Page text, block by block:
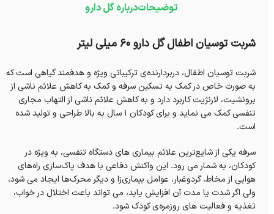
توضیحاتدرباره گل دارو
شربت توسیان اطفال گل دارو 60 میلی لیتر
شربت توسیان اطفال، دربردارنده‌ی ترکیباتی ویژه و هدفمند گیاهی است که
به صورت خاص در کمک به تسکین سرفه و کمک به کاهش علائم ناشی از
برونشیت، لارنژیت کاربرد دارد و به کاهش علائم ناشی از التهاب مجاری
تنفسی کمک می نماید و برای کودکان ۱ سال به بالا طراحی و تولید شده
است.
سرفه یکی از شایع‌ترین علائم بیماری‌ های دستگاه تنفسی، به‌ ویژه در
کودکان، به شمار می‌ رود. این واکنش دفاعی با هدف پاک‌سازی راه‌های
هوایی از مخاط، گردوغبار، عوامل بیماری‌زا و دیگر محرک‌ها ایجاد می‌ شود،
ولی اگر شدت یا مدت آن افزایش یابد، می‌ تواند باعث اختلال در خواب،
تغذیه و فعالیت‌ های روزمره‌ی کودک شود.